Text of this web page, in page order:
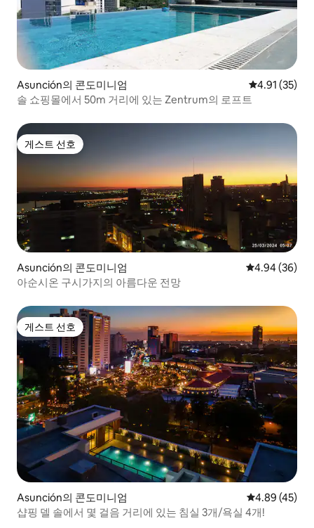
Asunción의 콘도미니엄 평점 4.91점
4.91 (35)
솔 쇼핑몰에서 50m 거리에 있는 Zentrum의 로프트
게스트 선호
게스트 선호
Asunción의 콘도미니엄 평점 4.94점(5
4.94 (36)
아순시온 구시가지의 아름다운 전망
게스트 선호
게스트 선호
Asunción의 콘도미니엄 평점 4.89점(5
4.89 (45)
샵핑 델 솔에서 몇 걸음 거리에 있는 침실 3개/욕실 4개!